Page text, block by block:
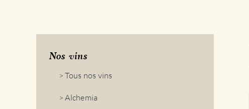
Nos vins
> Tous nos vins
> Alchemia